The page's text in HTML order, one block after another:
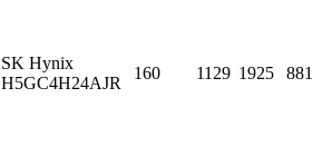
SK Hynix
H5GC4H24AJR
160 1129 1925 881